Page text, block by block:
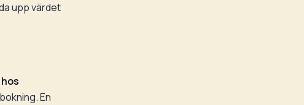
upp värdet
En